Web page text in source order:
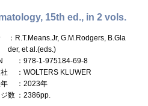
15th ed., in 2 vols.
：R.T.Means.Jr, G.M.Rodgers, B.Gla
der, et al.(eds.)
：978-1-975184-69-8
：WOLTERS KLUWER
：2023年
数 ：2386pp.